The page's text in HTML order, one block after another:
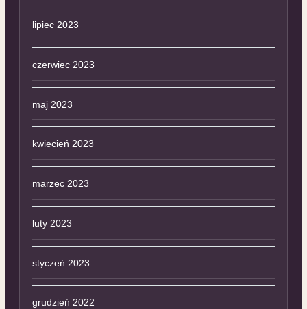
lipiec 2023
czerwiec 2023
maj 2023
kwiecień 2023
marzec 2023
luty 2023
styczeń 2023
grudzień 2022